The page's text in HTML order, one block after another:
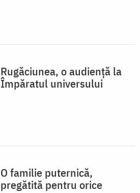
Rugăciunea, o audiență la
Împăratul universului
O familie puternică,
pregătită pentru orice